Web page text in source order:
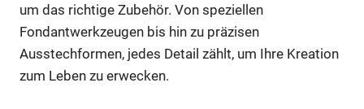
um das richtige Zubehör. Von speziellen
Fondantwerkzeugen bis hin zu präzisen
Ausstechformen, jedes Detail zählt, um Ihre Kreation
zum Leben zu erwecken.